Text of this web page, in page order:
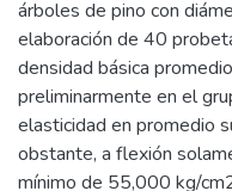
árboles de pino con
elaboración de 40
densidad básica
preliminarmente en el
elasticidad en promedio
obstante, a flexión
mínimo de 55,000 kg/